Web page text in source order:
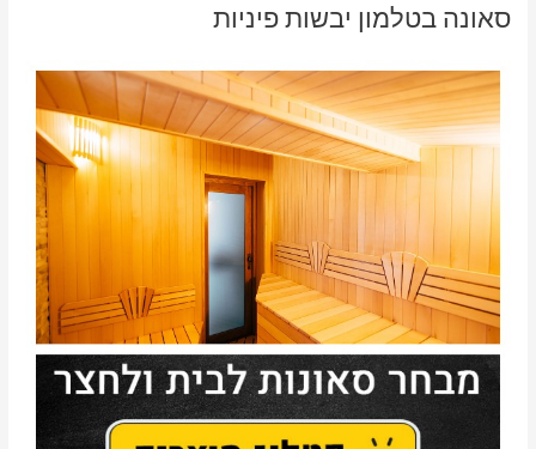
סאונה בטלמון יבשות פיניות